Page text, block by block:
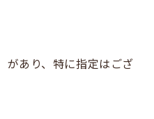
があり、特に指定はござ